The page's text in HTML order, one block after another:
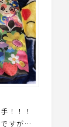
！！！
ですが…